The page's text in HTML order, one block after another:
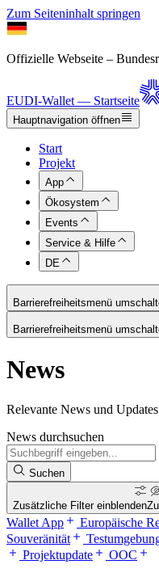
Zum Seiteninhalt springen
Offizielle Webseite –
EUDI-Wallet — Startseite
Hauptnavigation öffnen
Start
Projekt
App
Ökosystem
Events
Service & Hilfe
DE
Barrierefreiheitsmenü
Barrierefreiheitsmenü
News
Relevante News und
News durchsuchen
Suchen
Zusätzliche Filter einblenden
Wallet App Europäische
Souveränität
Projektupdate
OOC